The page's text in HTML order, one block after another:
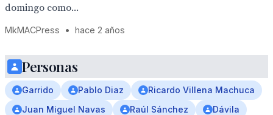
domingo como...
MkMACPress • hace 2 años
Personas
Garrido Pablo Diaz
Ricardo Villena Machuca
Juan Miguel Navas
Raúl Sánchez
Dávila